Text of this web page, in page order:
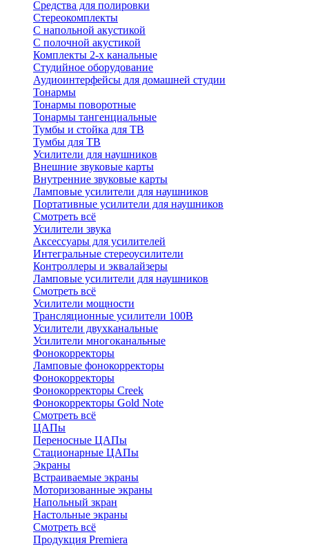
Средства для полировки
Стереокомплекты
C напольной акустикой
C полочной акустикой
Комплекты 2-х канальные
Студийное оборудование
Аудиоинтерфейсы для домашней студии
Тонармы
Тонармы поворотные
Тонармы тангенциальные
Тумбы и стойка для ТВ
Тумбы для ТВ
Усилители для наушников
Внешние звуковые карты
Внутренние звуковые карты
Ламповые усилители для наушников
Портативные усилители для наушников
Смотреть всё
Усилители звука
Аксессуары для усилителей
Интегральные стереоусилители
Контроллеры и эквалайзеры
Ламповые усилители для наушников
Смотреть всё
Усилители мощности
Трансляционные усилители 100В
Усилители двухканальные
Усилители многоканальные
Фонокорректоры
Ламповые фонокорректоры
Фонокорректоры
Фонокорректоры Creek
Фонокорректоры Gold Note
Смотреть всё
ЦАПы
Переносные ЦАПы
Стационарные ЦАПы
Экраны
Встраиваемые экраны
Моторизованные экраны
Напольный зкран
Настольные экраны
Смотреть всё
Продукция Premiera